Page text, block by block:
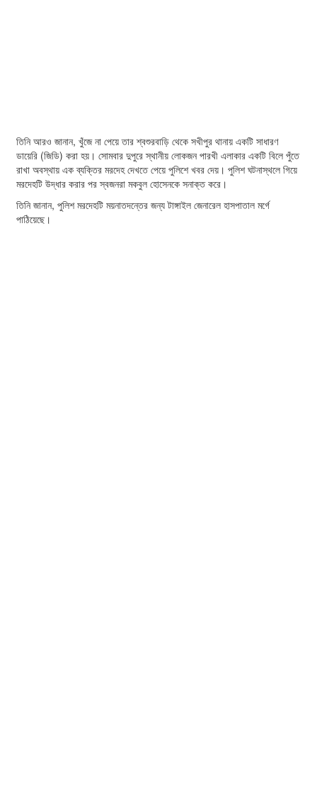
তিনি আরও জানান, খুঁজে না পেয়ে তার শ্বশুরবাড়ি থেকে সখীপুর থানায় একটি সাধারণ
ডায়েরি (জিডি) করা হয়। সোমবার দুপুরে স্থানীয় লোকজন পারখী এলাকার একটি বিলে পুঁতে
রাখা অবস্থায় এক ব্যক্তির মরদেহ দেখতে পেয়ে পুলিশে খবর দেয়। পুলিশ ঘটনাস্থলে গিয়ে
মরদেহটি উদ্ধার করার পর স্বজনরা মকবুল হোসেনকে সনাক্ত করে।
তিনি জানান, পুলিশ মরদেহটি ময়নাতদন্তের জন্য টাঙ্গাইল জেনারেল হাসপাতাল মর্গে
পাঠিয়েছে।